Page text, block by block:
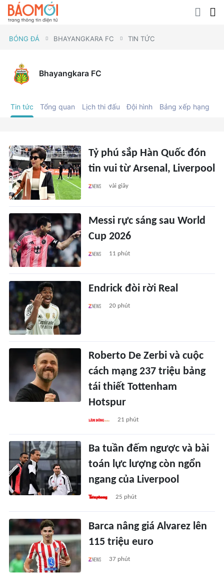
BÓNG ĐÁ BHAYANGKARA FC TIN TỨC
Bhayangkara FC
Tin tức Tổng quan Lịch thi đấu Đội hình Bảng xếp hạng
Tỷ phú sắp Hàn Quốc đón
tin vui từ Arsenal, Liverpool
vài giây
Messi rực sáng sau World
Cup 2026
11 phút
Endrick đòi rời Real
20 phút
Roberto De Zerbi và cuộc
cách mạng 237 triệu bảng
tái thiết Tottenham
Hotspur
21 phút
Ba tuần đếm ngược và bài
toán lực lượng còn ngổn
ngang của Liverpool
25 phút
Barca nâng giá Alvarez lên
115 triệu euro
37 phút